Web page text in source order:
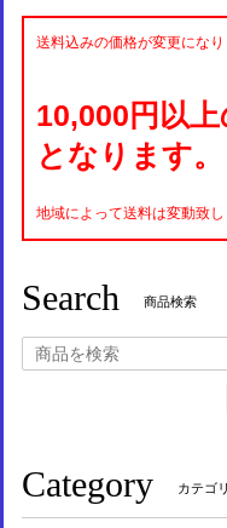
送料込みの価格が変更になり
10,000円以
となります。
地域によって送料は変動致し
Search 商品検索
Category カテゴ